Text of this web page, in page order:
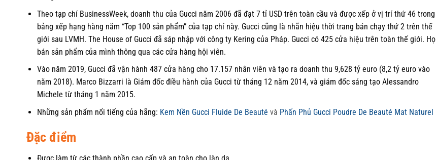
Theo tạp chí BusinessWeek, doanh thu của Gucci năm 2006 đã đạt 7 tỉ USD trên toàn cầu và được xếp ở vị trí thứ 46 trong
bảng xếp hạng hàng năm “Top 100 sản phẩm” của tạp chí này. Gucci cũng là nhãn hiệu thời trang bán chạy thứ 2 trên thế
giới sau LVMH. The House of Gucci đã sáp nhập với công ty Kering của Pháp. Gucci có 425 cửa hiệu trên toàn thế giới. Họ
bán sản phẩm của mình thông qua các cửa hàng hội viên.
Vào năm 2019, Gucci đã vận hành 487 cửa hàng cho 17.157 nhân viên và tạo ra doanh thu 9,628 tỷ euro (8,2 tỷ euro vào
năm 2018). Marco Bizzarri là Giám đốc điều hành của Gucci từ tháng 12 năm 2014, và giám đốc sáng tạo Alessandro
Michele từ tháng 1 năm 2015.
Những sản phẩm nổi tiếng của hãng: Kem Nền Gucci Fluide De Beauté và Phấn Phủ Gucci Poudre De Beauté Mat Naturel
Đặc điểm